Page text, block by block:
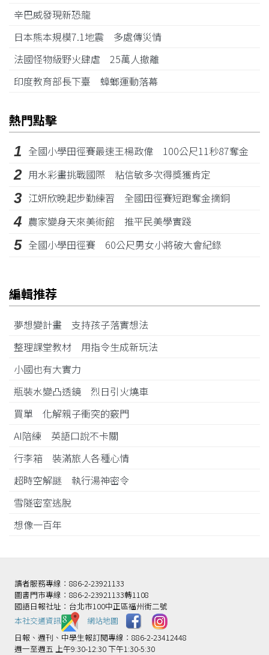
辛巴威發現新恐龍
日本熊本規模7.1地震 多處傳災情
法國怪物級野火肆虐 25萬人撤離
印度教育部長下臺 蟑螂運動落幕
熱門點擊
1 全國小學田徑賽最速王楊政偉 100公尺11秒87奪金
2 用水彩畫挑戰國際 粘信敏多次得獎獲肯定
3 江姸欣晚起步勤練習 全國田徑賽短跑奪金摘銅
4 農家變身天來美術館 推平民美學實踐
5 全國小學田徑賽 60公尺男女小將破大會紀錄
編輯推荐
夢想變計畫 支持孩子落實想法
整理課堂教材 用指令生成新玩法
小國也有大實力
瓶裝水變凸透鏡 烈日引火燒車
買單 化解親子衝突的竅門
AI陪練 英語口說不卡關
行李箱 裝滿旅人各種心情
超時空解謎 執行湯神密令
雪隧密室逃脫
想像一百年
讀者服務專線：886-2-23921133
圖書門市專線：886-2-23921133轉1108
國語日報社址：台北市100中正區福州街二號
本社交通資訊️
網站地圖
日報、週刊、中學生報訂閱專線：886-2-23412448
週一至週五 上午9:30-12:30 下午1:30-5:30